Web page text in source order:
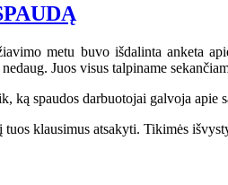
metu buvo išdalinta anketa
Juos visus talpiname
ką spaudos darbuotojai galvoja apie
klausimus atsakyti. Tikimės